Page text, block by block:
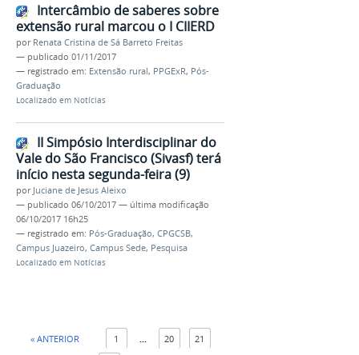
Intercâmbio de saberes sobre
extensão rural marcou o I CIIERD
por Renata Cristina de Sá Barreto Freitas
— publicado 01/11/2017
— registrado em: Extensão rural, PPGExR, Pós-
Graduação
Localizado em Notícias
II Simpósio Interdisciplinar do
Vale do São Francisco (Sivasf) terá
início nesta segunda-feira (9)
por Juciane de Jesus Aleixo
— publicado 06/10/2017 — última modificação
06/10/2017 16h25
— registrado em: Pós-Graduação, CPGCSB,
Campus Juazeiro, Campus Sede, Pesquisa
Localizado em Notícias
« ANTERIOR 1 ... 20 21